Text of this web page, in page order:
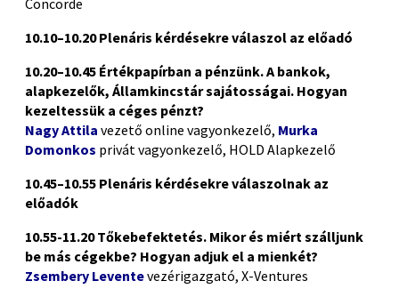
Concorde
10.10–10.20 Plenáris kérdésekre válaszol az előadó
10.20–10.45 Értékpapírban a pénzünk. A bankok,
alapkezelők, Államkincstár sajátosságai. Hogyan
kezeltessük a céges pénzt?
Nagy Attila vezető online vagyonkezelő, Murka
Domonkos privát vagyonkezelő, HOLD Alapkezelő
10.45–10.55 Plenáris kérdésekre válaszolnak az
előadók
10.55-11.20Tőkebefektetés. Mikor és miért szálljunk
be más cégekbe? Hogyan adjuk el a mienkét?
Zsembery Leventevezérigazgató, X-Ventures